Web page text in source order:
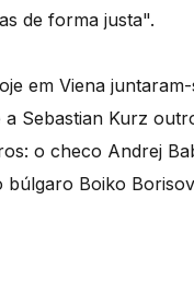
de forma justa".
em Viena juntaram-
a Sebastian Kurz
o checo Andrej
búlgaro Boiko